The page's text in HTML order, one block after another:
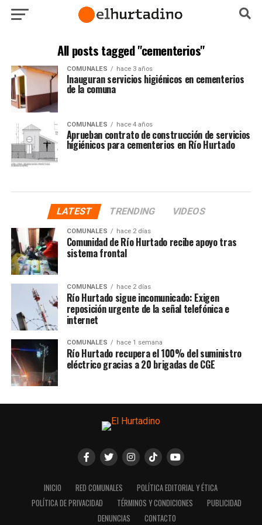
All posts tagged "cementerios"
COMUNALES hace 3 años
Inauguran servicios higiénicos en cementerios
de la comuna
COMUNALES hace 4 años
Aprueban contrato de construcción de servicios
higiénicos para cementerios en Río Hurtado
LATEST TRENDING VIDEOS
COMUNALES hace 2 días
Comunidad de Río Hurtado recibe apoyo tras
sistema frontal
COMUNALES hace 2 días
Río Hurtado sigue incomunicado: Exigen
reposición urgente de la señal telefónica e
internet
COMUNALES hace 1 semana
Río Hurtado recupera el 100% del suministro
eléctrico gracias a 20 brigadas de CGE
INICIO RED COMUNALES
POLÍTICA EDITORIAL Y ÉTICA
POLÍTICA DE PRIVACIDAD
TÉRMINOS Y CONDICIONES
PUBLICIDAD
DENUNCIAS
CONTACTO